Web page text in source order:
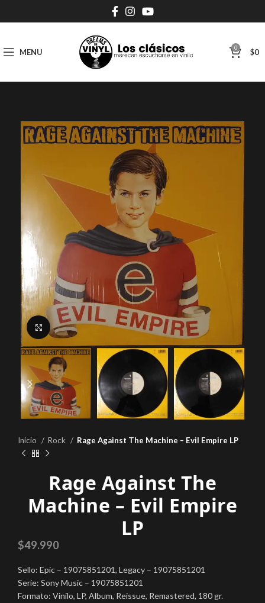
MENU 0 $0
Click to enlarge
Inicio Rock Rage Against The Machine – Evil Empire LP
Rage Against The
Machine – Evil Empire
LP
$49.990
Sello: Epic – 19075851201, Legacy – 19075851201
Serie: Sony Music – 19075851201
Formato: Vinilo, LP, Album, Reissue, Remastered, 180 gr.